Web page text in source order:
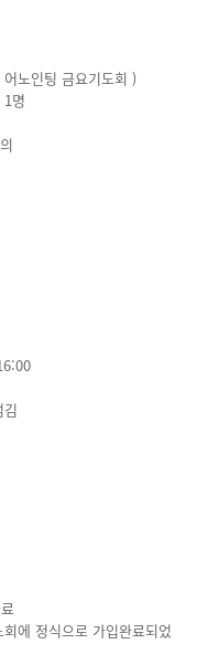
노인팅 금요기도회 )
명
에 정식으로 가입완료되었